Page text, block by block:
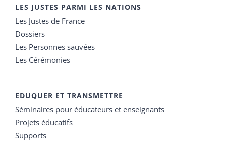
LES JUSTES PARMI LES NATIONS
Les Justes de France
Dossiers
Les Personnes sauvées
Les Cérémonies
EDUQUER ET TRANSMETTRE
Séminaires pour éducateurs et enseignants
Projets éducatifs
Supports